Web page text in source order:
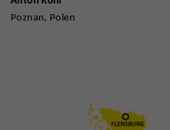
Poznan, Polen